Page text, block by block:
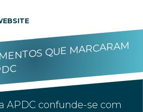
QUE MARCARAM
APDC confunde-se com